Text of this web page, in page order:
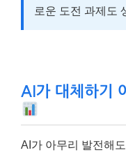
로운 도전 과제도
AI가 대체하기
AI가 아무리 발전해